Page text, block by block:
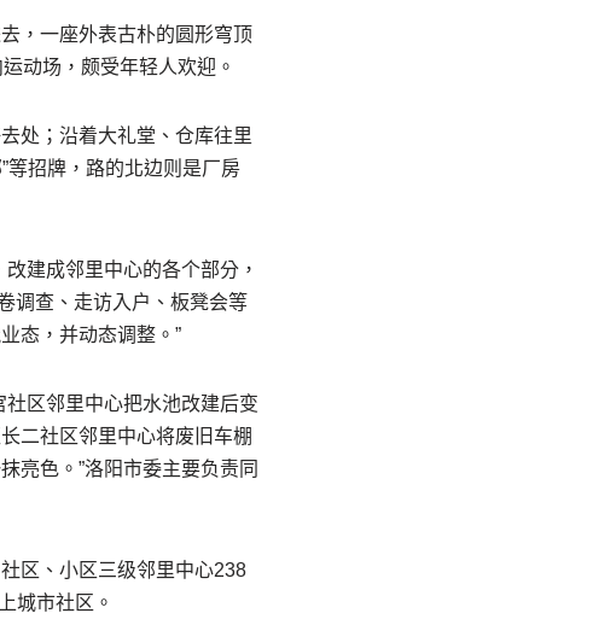
，一座外表古朴的圆形穹顶
动场，颇受年轻人欢迎。
处；沿着大礼堂、仓库往里
等招牌，路的北边则是厂房
建成邻里中心的各个部分，
调查、走访入户、板凳会等
态，并动态调整。”
区邻里中心把水池改建后变
二社区邻里中心将废旧车棚
亮色。”洛阳市委主要负责同
区、小区三级邻里中心238
城市社区。